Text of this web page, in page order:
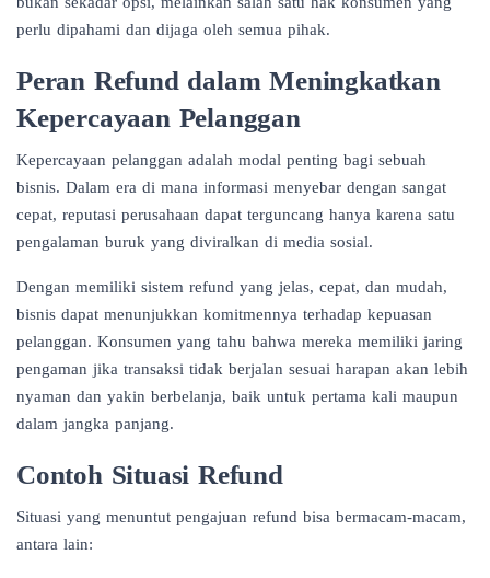
perlu dipahami dan dijaga oleh semua pihak.
Peran Refund dalam Meningkatkan
Kepercayaan Pelanggan
Kepercayaan pelanggan adalah modal penting bagi sebuah
bisnis. Dalam era di mana informasi menyebar dengan sangat
cepat, reputasi perusahaan dapat terguncang hanya karena satu
pengalaman buruk yang diviralkan di media sosial.
Dengan memiliki sistem refund yang jelas, cepat, dan mudah,
bisnis dapat menunjukkan komitmennya terhadap kepuasan
pelanggan. Konsumen yang tahu bahwa mereka memiliki jaring
pengaman jika transaksi tidak berjalan sesuai harapan akan lebih
nyaman dan yakin berbelanja, baik untuk pertama kali maupun
dalam jangka panjang.
Contoh Situasi Refund
Situasi yang menuntut pengajuan refund bisa bermacam-macam,
antara lain: